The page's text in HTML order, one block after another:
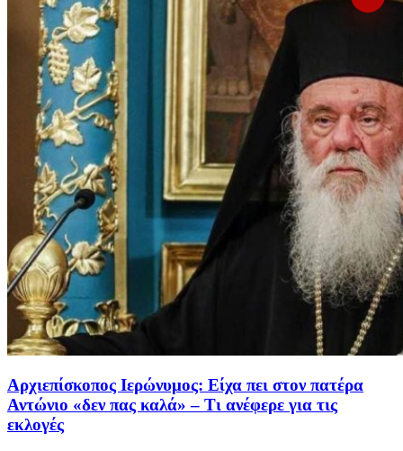
Αρχιεπίσκοπος Ιερώνυμος: Είχα πει στον πατέρα
Αντώνιο «δεν πας καλά» – Τι ανέφερε για τις
εκλογές